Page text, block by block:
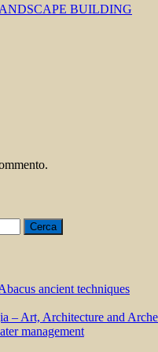
BUILDING
ancient techniques
– Art, Architecture and
management